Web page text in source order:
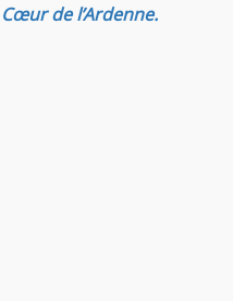
Cœur de l’Ardenne.